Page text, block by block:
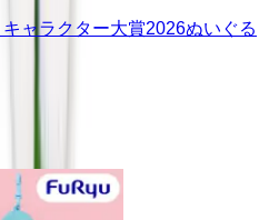
ャラクター大賞2026ぬいぐる